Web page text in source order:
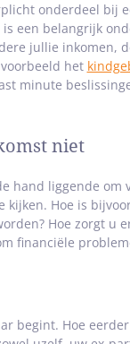
onderdeel bij
een belangrijk
jullie inkomen,
het
minute
niet
hand liggende
kijken. Hoe is
Hoe zorgt u
financiële
begint. Hoe